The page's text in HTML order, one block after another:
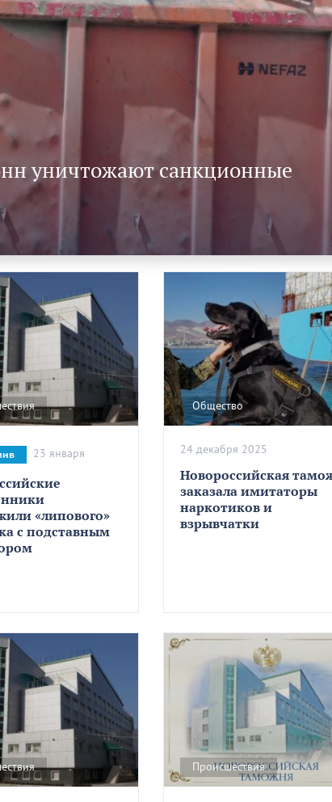
уничтожают санкционные
«липового»
с подставным
23 января
Общество
Новороссийская
заказала имитаторы
наркотиков и
взрывчатки
24 декабря 2025
Происшествия